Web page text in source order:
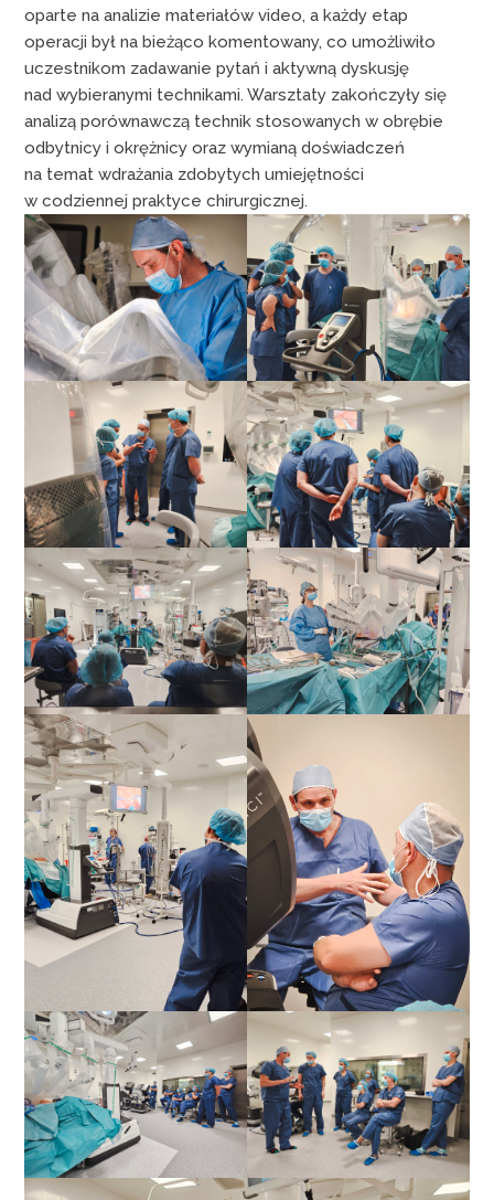
oparte na analizie materiałów video, a każdy etap
operacji był na bieżąco komentowany, co umożliwiło
uczestnikom zadawanie pytań i aktywną dyskusję
nad wybieranymi technikami. Warsztaty zakończyły się
analizą porównawczą technik stosowanych w obrębie
odbytnicy i okrężnicy oraz wymianą doświadczeń
na temat wdrażania zdobytych umiejętności
w codziennej praktyce chirurgicznej.